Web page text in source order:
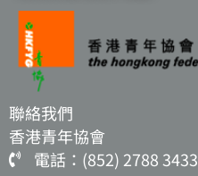
聯絡我們
香港青年協會
電話：(852) 2788 3433